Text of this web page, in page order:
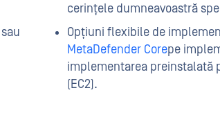
cerințele dumneavoastră
Opțiuni flexibile de
MetaDefender Corepe
implementarea preinstalată
(EC2).